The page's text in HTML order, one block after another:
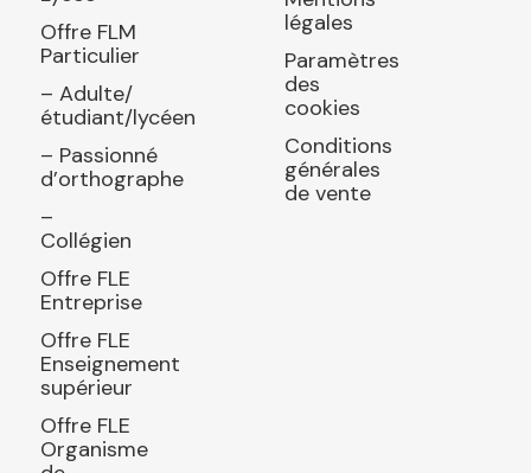
Offre FLM
Particulier
– Adulte/
étudiant/lycéen
– Passionné
d’orthographe
–
Collégien
Offre FLE
Entreprise
Offre FLE
Enseignement
supérieur
Offre FLE
Organisme
légales
Paramètres
des
cookies
Conditions
générales
de vente